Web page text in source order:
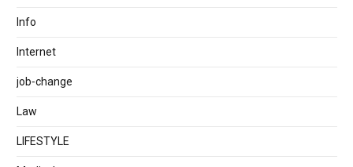
Info
Internet
job‐change
Law
LIFESTYLE